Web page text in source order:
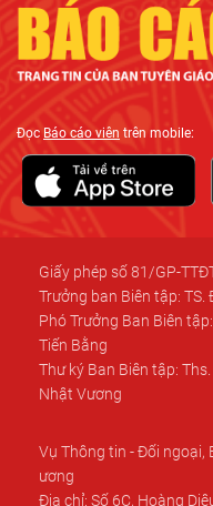
Báo cáo viêntrên mobile:
Giấy phép số 81/GP-
Trưởng ban Biên tập: TS.
Phó Trưởng Ban Biên
Tiến Bằng
Thư ký Ban Biên tập:
Vụ Thông tin - Đối ngoại,